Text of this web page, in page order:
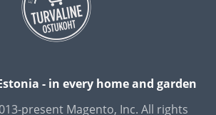
- in every home and garden
present Magento, Inc. All rights